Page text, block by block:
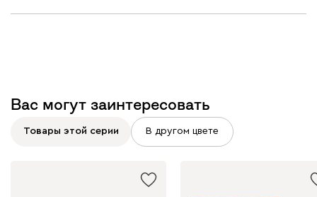
Вас могут заинтересовать
Товары этой серии В другом цвете